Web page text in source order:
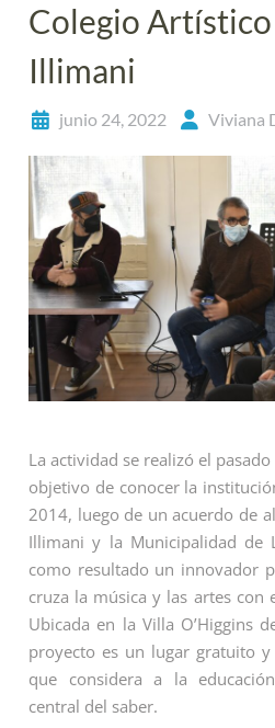
Colegio Artístico
Illimani
junio 24, 2022 Viviana
La actividad se realizó el
objetivo de conocer la
2014, luego de un acuerdo de
Illimani y la Municipalidad de
como resultado un innovador
cruza la música y las artes
Ubicada en la Villa O’Higgins
proyecto es un lugar gratuito
que considera a la
central del saber.